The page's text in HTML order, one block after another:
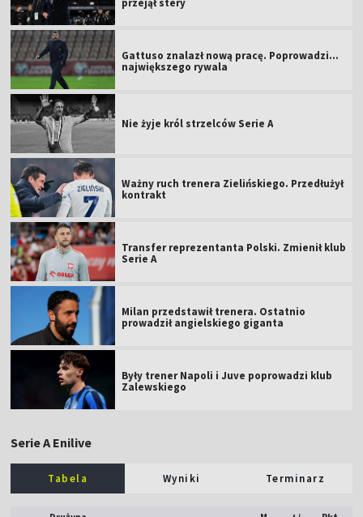
Gattuso znalazł nową pracę. Poprowadzi...
największego rywala
Nie żyje król strzelców Serie A
Ważny ruch trenera Zielińskiego. Przedłużył
kontrakt
Transfer reprezentanta Polski. Zmienił klub
Serie A
Milan przedstawił trenera. Ostatnio
prowadził angielskiego giganta
Były trener Napoli i Juve poprowadzi klub
Zalewskiego
Serie A Enilive
Tabela Wyniki Terminarz